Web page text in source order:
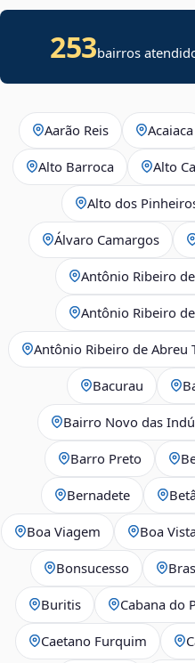
253bairros
Aarão Reis Acaiaca
Alto Barroca Alto
Alto dos
Álvaro Camargos
Antônio Ribeiro
Antônio Ribeiro
Antônio Ribeiro de Abreu
Bacurau
Bairro Novo das
Barro Preto
Bernadete
Boa Viagem Boa Vista
Bonsucesso
Buritis Cabana do
Caetano Furquim